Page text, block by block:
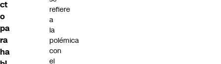
ct
o
pa
ra
ha
refiere
a
la
polémica
con
el